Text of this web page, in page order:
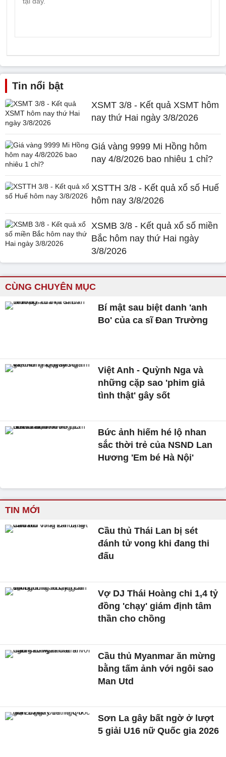
Tin nổi bật
XSMT 3/8 - Kết quả XSMT hôm
nay thứ Hai ngày 3/8/2026
Giá vàng 9999 Mi Hồng hôm
nay 4/8/2026 bao nhiêu 1 chỉ?
XSTTH 3/8 - Kết quả xổ số Huế
hôm nay 3/8/2026
XSMB 3/8 - Kết quả xổ số miền
Bắc hôm nay thứ Hai ngày
3/8/2026
CÙNG CHUYÊN MỤC
Bí mật sau biệt danh 'anh
Bo' của ca sĩ Đan Trường
Việt Anh - Quỳnh Nga và
những cặp sao 'phim giả
tình thật' gây sốt
Bức ảnh hiếm hé lộ nhan
sắc thời trẻ của NSND Lan
Hương 'Em bé Hà Nội'
TIN MỚI
Cầu thủ Thái Lan bị sét
đánh tử vong khi đang thi
đấu
Vợ DJ Thái Hoàng chi 1,4 tỷ
đồng 'chạy' giám định tâm
thần cho chồng
Cầu thủ Myanmar ăn mừng
bằng tấm ảnh với ngôi sao
Man Utd
Sơn La gây bất ngờ ở lượt
5 giải U16 nữ Quốc gia 2026